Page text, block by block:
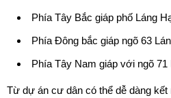
Phía Tây Bắc giáp phố Láng
Phía Đông bắc giáp ngõ 63
Phía Tây Nam giáp với ngõ 71
Từ dự án cư dân có thể dễ dàng kết